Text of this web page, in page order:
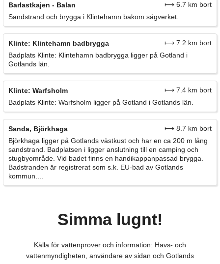
Barlastkajen - Balan
⟼ 6.7 km bort
Sandstrand och brygga i Klintehamn bakom sågverket.
Klinte: Klintehamn badbrygga
⟼ 7.2 km bort
Badplats Klinte: Klintehamn badbrygga ligger på Gotland i
Gotlands län.
Klinte: Warfsholm
⟼ 7.4 km bort
Badplats Klinte: Warfsholm ligger på Gotland i Gotlands län.
Sanda, Björkhaga
⟼ 8.7 km bort
Björkhaga ligger på Gotlands västkust och har en ca 200 m lång
sandstrand. Badplatsen i ligger anslutning till en camping och
stugbyområde. Vid badet finns en handikappanpassad brygga.
Badstranden är registrerat som s.k. EU-bad av Gotlands
kommun....
Simma lugnt!
Källa för vattenprover och information: Havs- och
vattenmyndigheten, användare av sidan och Gotlands